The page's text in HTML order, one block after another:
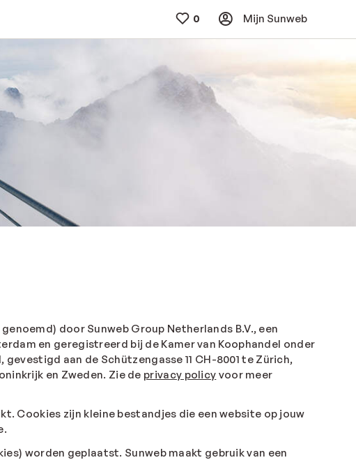
Mijn Sunweb
door Sunweb Group Netherlands B.V., een
en geregistreerd bij de Kamer van Koophandel onder
aan de Schützengasse 11 CH-8001 te Zürich,
en Zweden. Zie de privacy policy voor meer
Cookies zijn kleine bestandjes die een website op jouw
worden geplaatst. Sunweb maakt gebruik van een